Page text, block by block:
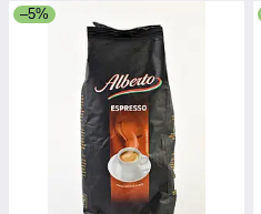
–5%